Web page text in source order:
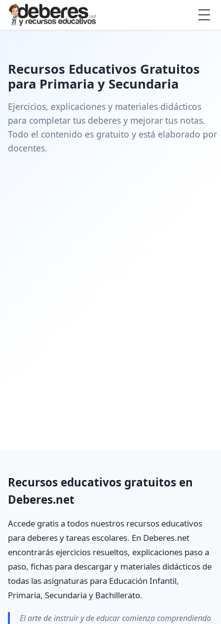
Recursos Educativos Gratuitos
para Primaria y Secundaria
Ejercicios, explicaciones y materiales didácticos
para completar tus deberes y mejorar tus notas.
Todo el contenido es gratuito y está elaborado por
docentes.
Recursos educativos gratuitos en
Deberes.net
Accede gratis a todos nuestros recursos educativos
para deberes y tareas escolares. En Deberes.net
encontrarás ejercicios resueltos, explicaciones paso a
paso, fichas para descargar y materiales didácticos de
todas las asignaturas para Educación Infantil,
Primaria, Secundaria y Bachillerato.
El arte de instruir y de educar comienza comprendiendo